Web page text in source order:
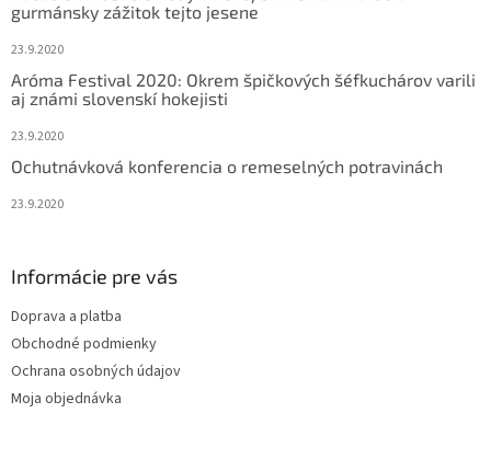
gurmánsky zážitok tejto jesene
23.9.2020
Aróma Festival 2020: Okrem špičkových šéfkuchárov varili
aj známi slovenskí hokejisti
23.9.2020
Ochutnávková konferencia o remeselných potravinách
23.9.2020
Informácie pre vás
Doprava a platba
Obchodné podmienky
Ochrana osobných údajov
Moja objednávka